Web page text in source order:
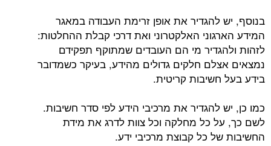
בנוסף, יש להגדיר את אופן זרימת העבודה במאגר
המידע הארגוני האלקטרוני ואת דרכי קבלת ההחלטות:
לזהות ולהגדיר מי הם העובדים שמתוקף תפקידם
נמצאים אצלם חלקים גדולים מהידע, בעיקר כשמדובר
בידע בעל חשיבות קריטית.
כמו כן, יש להגדיר את מרכיבי הידע לפי סדר חשיבות.
לשם כך, על כל מחלקה וכל צוות לדרג את מידת
החשיבות של כל קבוצת מרכיבי ידע.